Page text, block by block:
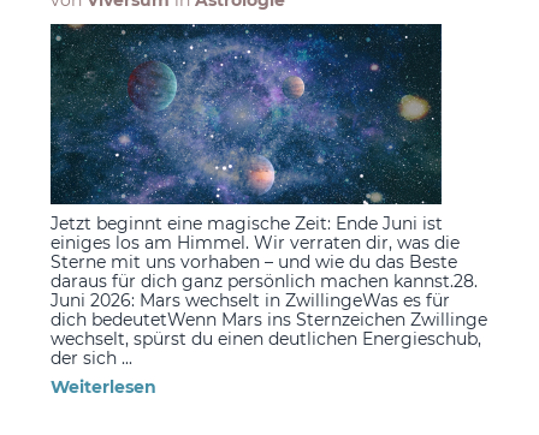
Jetzt beginnt eine magische Zeit: Ende Juni ist
einiges los am Himmel. Wir verraten dir, was die
Sterne mit uns vorhaben – und wie du das Beste
daraus für dich ganz persönlich machen kannst.28.
Juni 2026: Mars wechselt in ZwillingeWas es für
dich bedeutetWenn Mars ins Sternzeichen Zwillinge
wechselt, spürst du einen deutlichen Energieschub,
der sich ...
Weiterlesen